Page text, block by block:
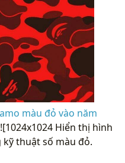
màu đỏ vào năm
Hiển thị hình
thuật số màu đỏ.